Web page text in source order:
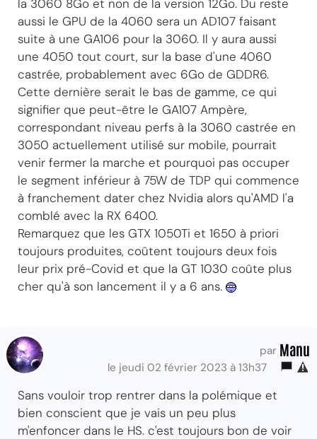
la 3060 8Go et non de la version 12Go. Du reste
aussi le GPU de la 4060 sera un AD107 faisant
suite à une GA106 pour la 3060. Il y aura aussi
une 4050 tout court, sur la base d'une 4060
castrée, probablement avec 6Go de GDDR6.
Cette dernière serait le bas de gamme, ce qui
signifier que peut-être le GA107 Ampère,
correspondant niveau perfs à la 3060 castrée en
3050 actuellement utilisé sur mobile, pourrait
venir fermer la marche et pourquoi pas occuper
le segment inférieur à 75W de TDP qui commence
à franchement dater chez Nvidia alors qu'AMD l'a
comblé avec la RX 6400.
Remarquez que les GTX 1050Ti et 1650 à priori
toujours produites, coûtent toujours deux fois
leur prix pré-Covid et que la GT 1030 coûte plus
cher qu'à son lancement il y a 6 ans.
par Manu
le jeudi 02 février 2023 à 13h37
Sans vouloir trop rentrer dans la polémique et
bien conscient que je vais un peu plus
m'enfoncer dans le HS. c'est toujours bon de voir